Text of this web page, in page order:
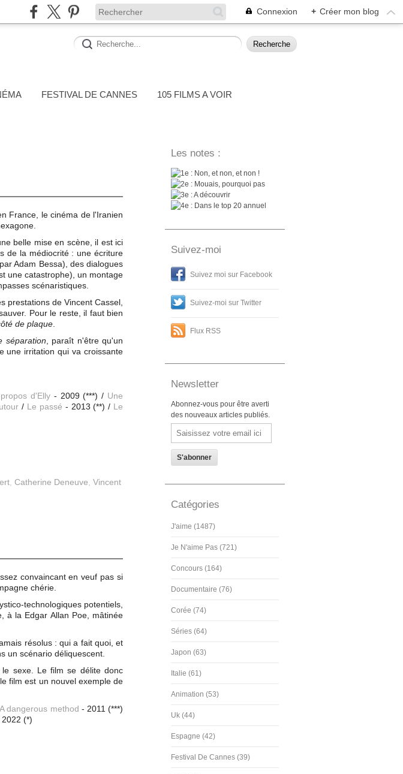
Connexion + Créer mon blog
FESTIVAL DE CANNES
105 FILMS A VOIR
France, le cinéma de l'Iranien
belle mise en scène, il est ici
de la médiocrité : une écriture
Adam Bessa), des dialogues
une catastrophe), un montage
scénaristiques.
prestations de Vincent Cassel,
Pour le reste, il faut bien
de plaque
séparation , paraît n'être qu'un
une irritation qui va croissante
d'Elly - 2009 (***) / Une
/ Le passé - 2013 (**) / Le
Catherine Deneuve Vincent
convaincant en veuf pas si
chérie.
technologiques potentiels,
à la Edgar Allan Poe, mâtinée
résolus : qui a fait quoi, et
un scénario déliquescent.
sexe. Le film se délite donc
film est un nouvel exemple de
A dangerous method - 2011 (***)
2022 (*)
Les notes :
: Non, et non, et non !
: Mouais, pourquoi pas
: A découvrir
: Dans le top 20 annuel
Suivez-moi
Suivez moi sur Facebook
Suivez-moi sur Twitter
Flux RSS
Newsletter
Abonnez-vous pour être averti
des nouveaux articles publiés.
Email
Catégories
J'aime (1487)
Je N'aime Pas (721)
Concours (164)
Documentaire (76)
Corée (74)
Séries (64)
Japon (63)
Italie (61)
Animation (53)
Uk (44)
Espagne (42)
Festival De Cannes (39)